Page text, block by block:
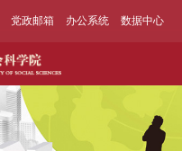
党政邮箱 办公系统 数据中心